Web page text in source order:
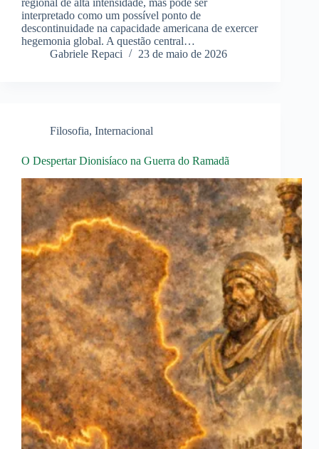
regional de alta intensidade, mas pode ser
interpretado como um possível ponto de
descontinuidade na capacidade americana de exercer
hegemonia global. A questão central…
Gabriele Repaci
23 de maio de 2026
Filosofia, Internacional
O Despertar Dionisíaco na Guerra do Ramadã